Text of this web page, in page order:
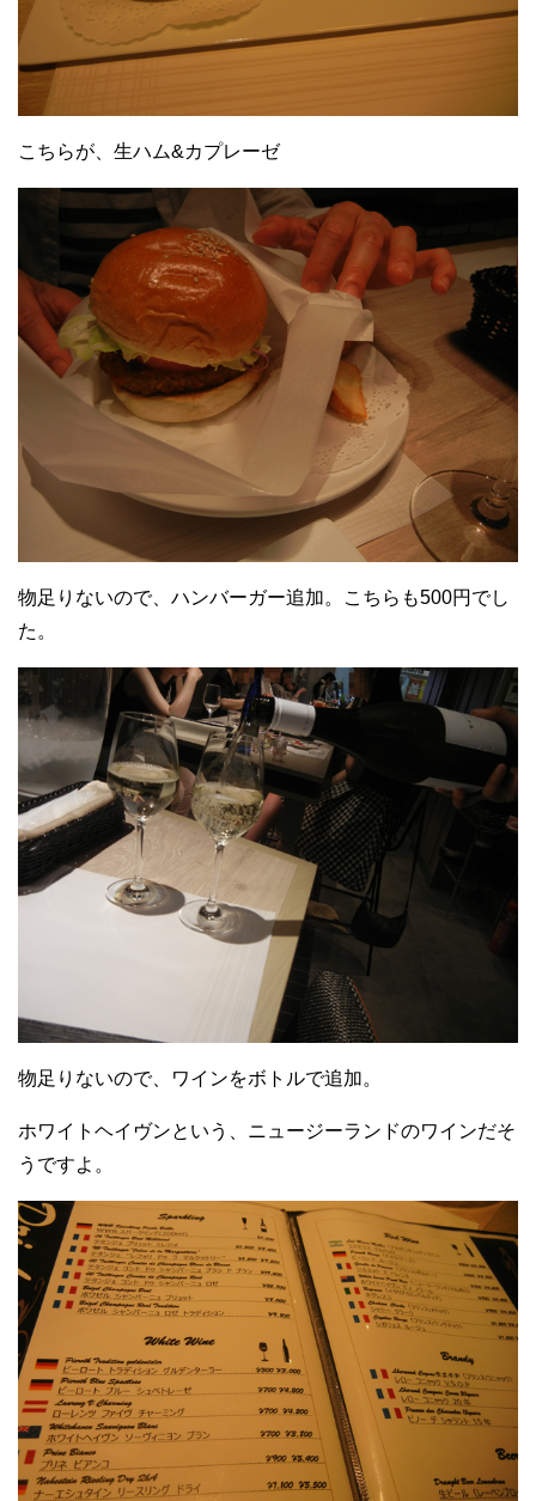
こちらが、生ハム&カプレーゼ
物足りないので、ハンバーガー追加。こちらも500円でし
た。
物足りないので、ワインをボトルで追加。
ホワイトヘイヴンという、ニュージーランドのワインだそ
うですよ。